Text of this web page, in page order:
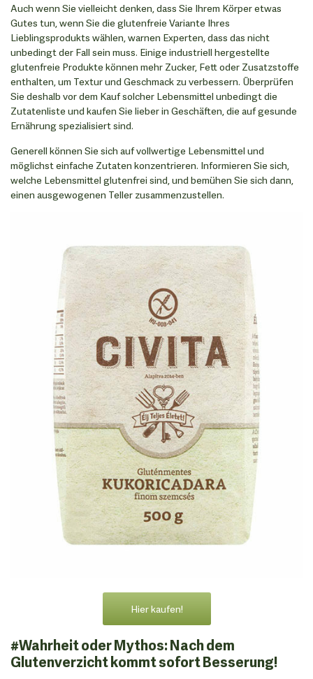
Auch wenn Sie vielleicht denken, dass Sie Ihrem Körper etwas
Gutes tun, wenn Sie die glutenfreie Variante Ihres
Lieblingsprodukts wählen, warnen Experten, dass das nicht
unbedingt der Fall sein muss. Einige industriell hergestellte
glutenfreie Produkte können mehr Zucker, Fett oder Zusatzstoffe
enthalten, um Textur und Geschmack zu verbessern. Überprüfen
Sie deshalb vor dem Kauf solcher Lebensmittel unbedingt die
Zutatenliste und kaufen Sie lieber in Geschäften, die auf gesunde
Ernährung spezialisiert sind.
Generell können Sie sich auf vollwertige Lebensmittel und
möglichst einfache Zutaten konzentrieren. Informieren Sie sich,
welche Lebensmittel glutenfrei sind, und bemühen Sie sich dann,
einen ausgewogenen Teller zusammenzustellen.
Hier kaufen!
#Wahrheit oder Mythos: Nach dem
Glutenverzicht kommt sofort Besserung!